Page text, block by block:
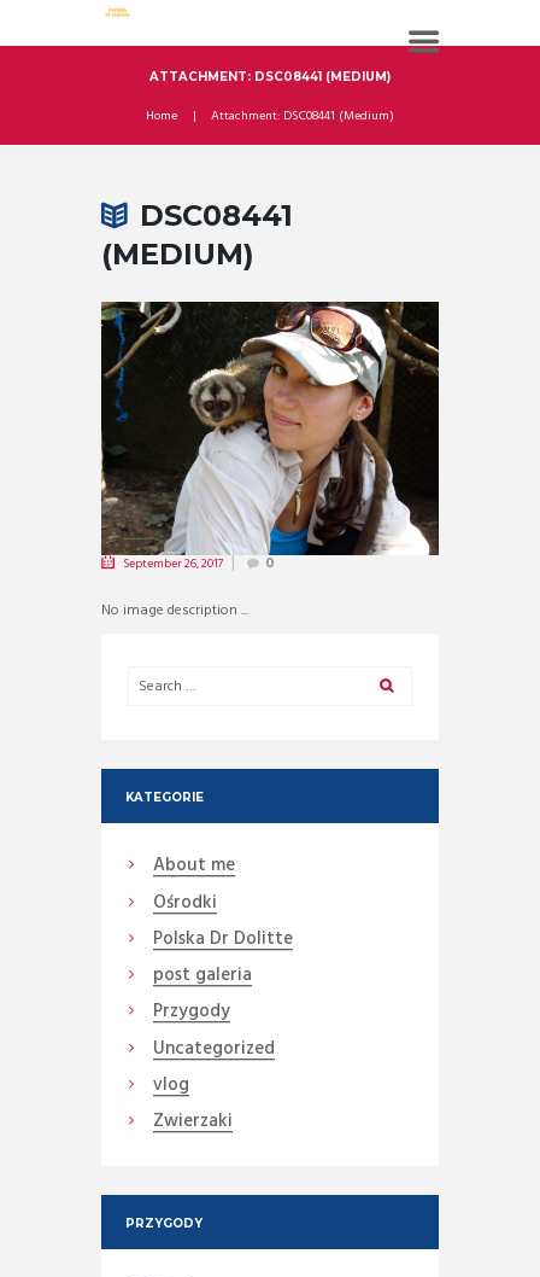
ATTACHMENT: DSC08441 (MEDIUM)
Home Attachment: DSC08441 (Medium)
DSC08441
(MEDIUM)
September 26, 2017 0
No image description ...
KATEGORIE
About me
Ośrodki
Polska Dr Dolitte
post galeria
Przygody
Uncategorized
vlog
Zwierzaki
PRZYGODY